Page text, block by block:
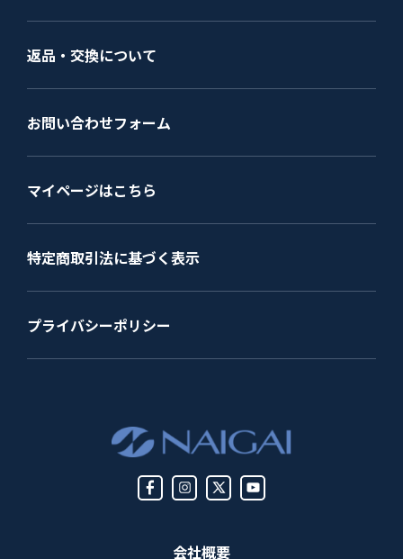
会社概要
返品・交換について
お問い合わせフォーム
マイページはこちら
特定商取引法に基づく表示
プライバシーポリシー